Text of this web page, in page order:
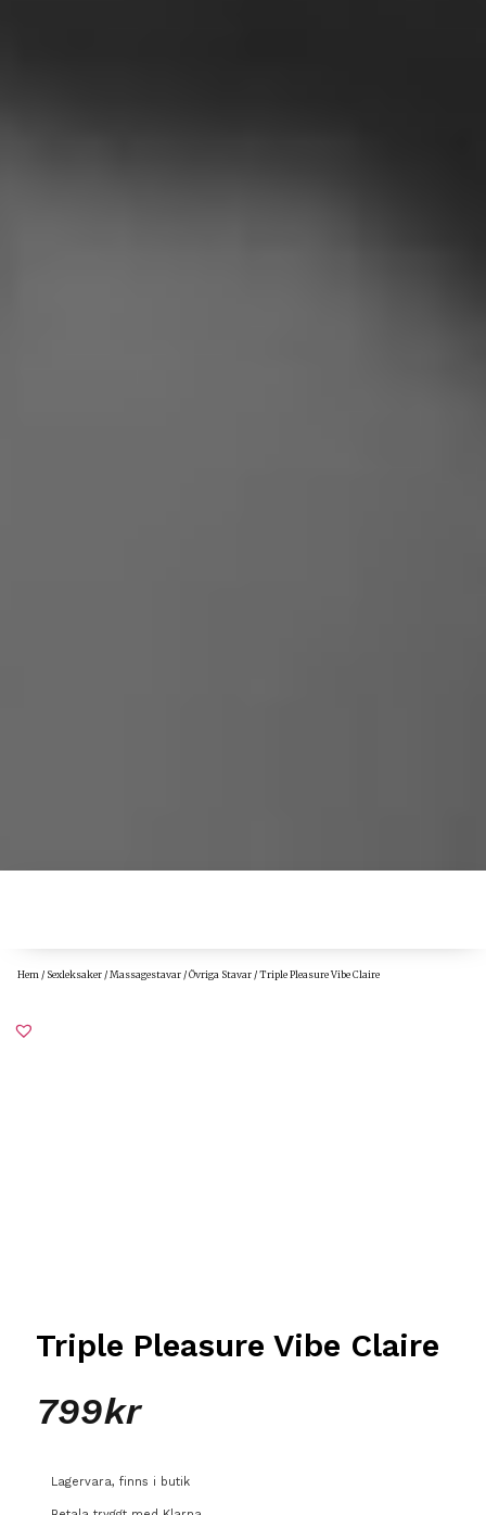
Hem/ Sexleksaker/Massagestavar/Övriga Stavar/ Triple Pleasure Vibe Claire
Triple Pleasure Vibe Claire
799kr
Lagervara, finns i butik